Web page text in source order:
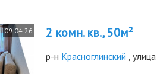
09.04.26 2 комн. кв., 50м²
р-н Красноглинский ,